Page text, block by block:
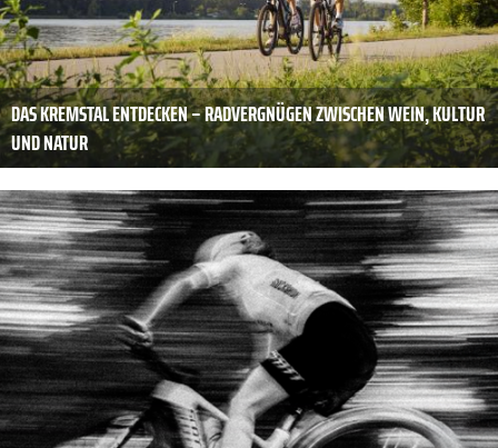
DAS KREMSTAL ENTDECKEN – RADVERGNÜGEN ZWISCHEN WEIN, KULTUR
UND NATUR